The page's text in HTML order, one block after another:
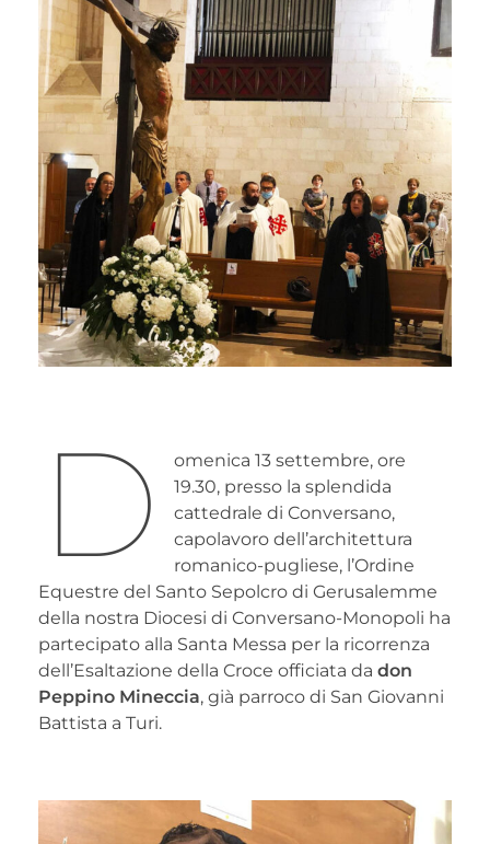
D
omenica 13 settembre, ore
19.30, presso la splendida
cattedrale di Conversano,
capolavoro dell’architettura
romanico-pugliese, l’Ordine
Equestre del Santo Sepolcro di Gerusalemme
della nostra Diocesi di Conversano-Monopoli ha
partecipato alla Santa Messa per la ricorrenza
dell’Esaltazione della Croce officiata da don
Peppino Mineccia, già parroco di San Giovanni
Battista a Turi.